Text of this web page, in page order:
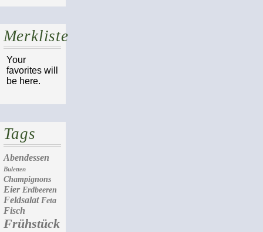
Merkliste
Your
favorites will
be here.
Tags
Abendessen
Buletten
Champignons
Eier Erdbeeren
Feldsalat Feta
Fisch
Frühstück